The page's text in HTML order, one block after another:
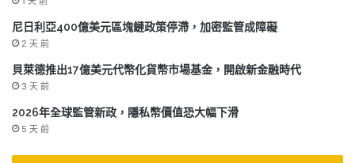
尼日利亞400億美元區塊鏈政策停滯，加密監管成障礙
2 天 前
貝萊德推出17億美元代幣化貨幣市場基金，開啟新金融時代
3 天 前
2026年全球監管新政，隱私幣價值恐大幅下滑
5 天 前